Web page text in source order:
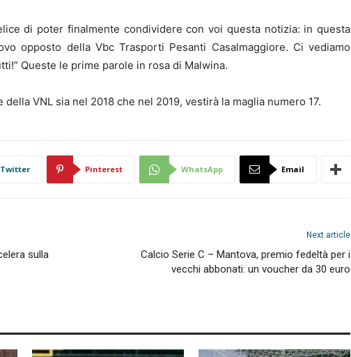
di poter finalmente condividere con voi questa notizia: in questa
opposto della Vbc Trasporti Pesanti Casalmaggiore. Ci vediamo
Queste le prime parole in rosa di Malwina.
VNL sia nel 2018 che nel 2019, vestirà la maglia numero 17.
Twitter Pinterest WhatsApp Email
sulla
Next article
Calcio Serie C – Mantova, premio fedeltà per i
vecchi abbonati: un voucher da 30 euro